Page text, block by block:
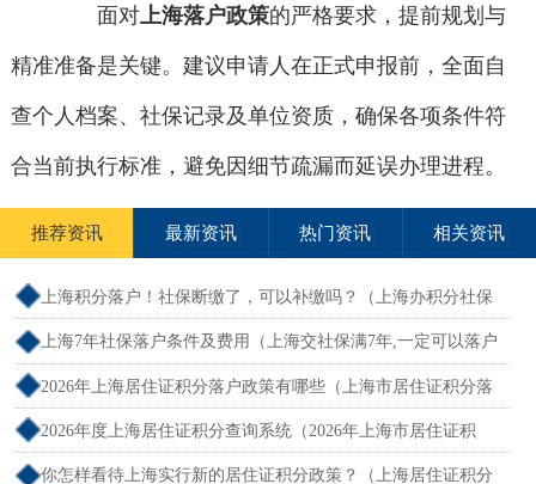
面对上海落户政策的严格要求，提前规划与
精准准备是关键。建议申请人在正式申报前，全面自
查个人档案、社保记录及单位资质，确保各项条件符
合当前执行标准，避免因细节疏漏而延误办理进程。
推荐资讯 最新资讯 热门资讯 相关资讯
上海积分落户！社保断缴了，可以补缴吗？（上海办积分社保
断交需要重新计算吗）
上海7年社保落户条件及费用（上海交社保满7年,一定可以落户
吗？）
2026年上海居住证积分落户政策有哪些（上海市居住证积分落
户政策2026年）
2026年度上海居住证积分查询系统（2026年上海市居住证积
分）
你怎样看待上海实行新的居住证积分政策？（上海居住证积分